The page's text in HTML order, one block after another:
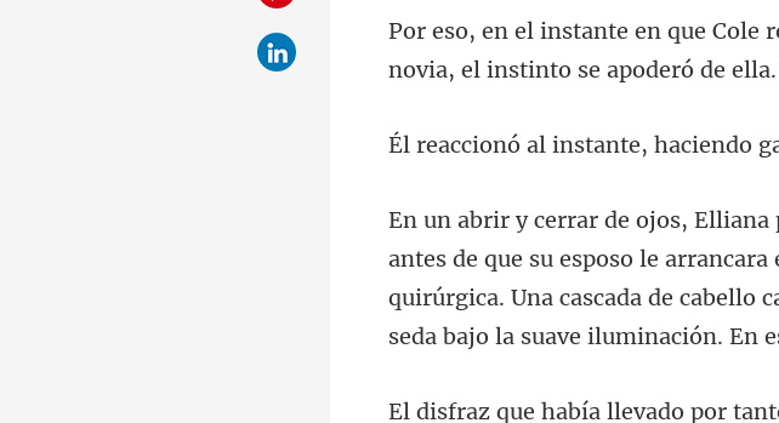
novia, el instinto se a
tante, haciendo
esposo le
quirúrgica. Una cascada de cabello